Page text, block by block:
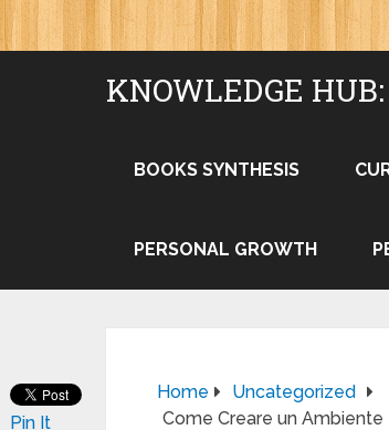
KNOWLEDGE
BOOKS SYNTHESIS
PERSONAL GROWTH
Home
Uncategorized
Come Creare un
Pin It